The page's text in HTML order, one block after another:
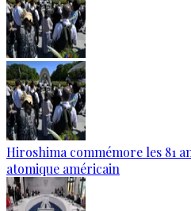
Hiroshima commémore les 81
atomique américain